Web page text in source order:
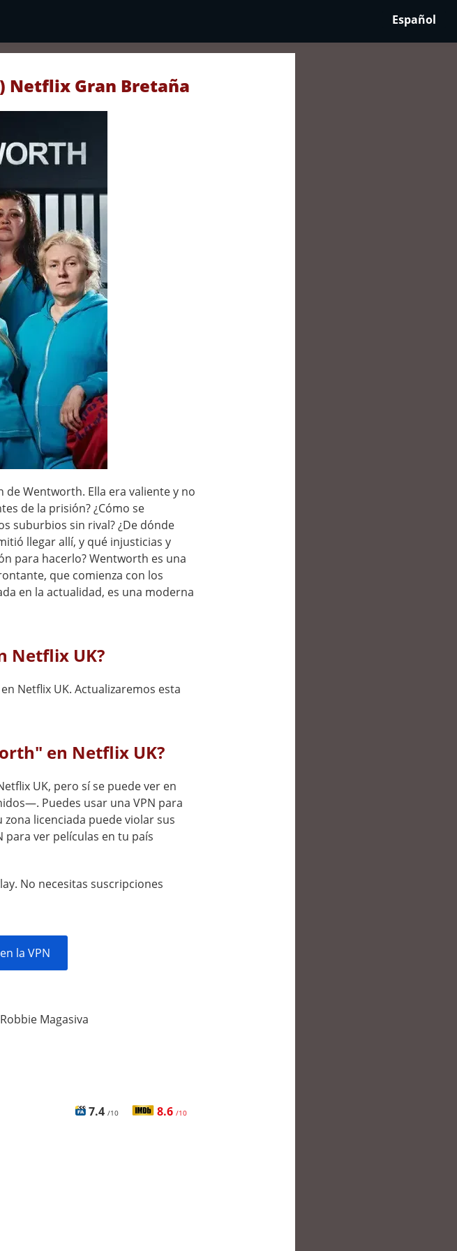
Español
Netflix Gran Bretaña
Wentworth. Ella era valiente y no
de la prisión? ¿Cómo se
suburbios sin rival? ¿De dónde
llegar allí, y qué injusticias y
para hacerlo? Wentworth es una
que comienza con los
en la actualidad, es una moderna
Netflix UK?
Netflix UK. Actualizaremos esta
en Netflix UK?
UK, pero sí se puede ver en
Puedes usar una VPN para
licenciada puede violar sus
para ver películas en tu país
No necesitas suscripciones
la VPN
Magasiva
7.4 /10 8.6 /10